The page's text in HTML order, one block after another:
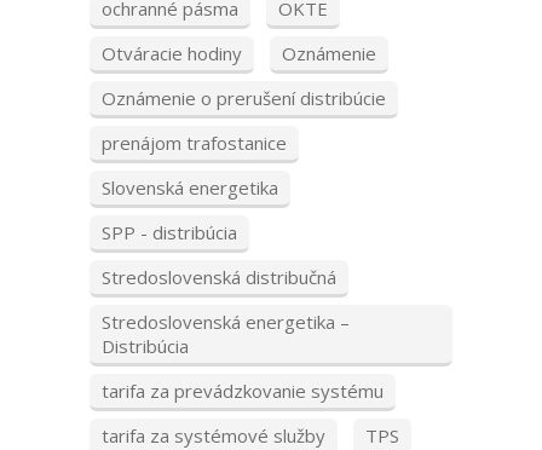
ochranné pásma
OKTE
Otváracie hodiny
Oznámenie
Oznámenie o prerušení distribúcie
prenájom trafostanice
Slovenská energetika
SPP - distribúcia
Stredoslovenská distribučná
Stredoslovenská energetika –
Distribúcia
tarifa za prevádzkovanie systému
tarifa za systémové služby
TPS